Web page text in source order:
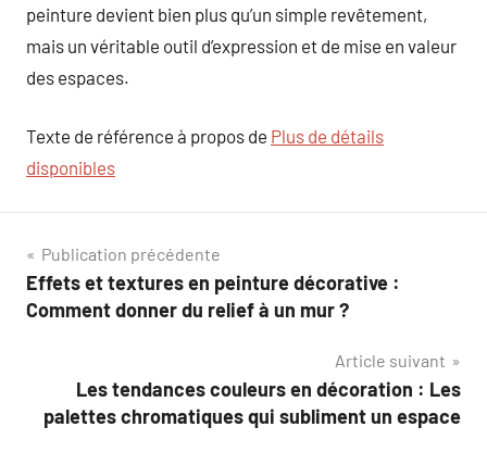
peinture devient bien plus qu’un simple revêtement,
mais un véritable outil d’expression et de mise en valeur
des espaces.
Texte de référence à propos de Plus de détails
disponibles
Navigation
de
Publication précédente
Effets et textures en peinture décorative :
Comment donner du relief à un mur ?
Article suivant
Les tendances couleurs en décoration : Les
palettes chromatiques qui subliment un espace